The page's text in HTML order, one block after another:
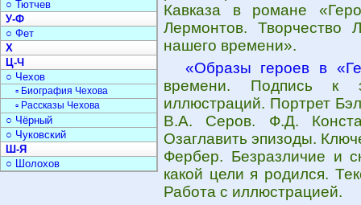
Кавказа в романе
Лермонтов. Творчество
нашего времени».
«Образы героев в
времени. Подпись к
иллюстраций. Портрет
В.А. Серов. Ф.Д.
Озаглавить эпизоды.
Фербер. Безразличие и
какой цели я родился.
Работа с иллюстрацией.
○ Тютчев
У-Ф
○ Фет
Х
Ц-Ч
○ Чехов
▫ Биография Чехова
▫ Рассказы Чехова
○ Чёрный
○ Чуковский
Ш-Я
○ Шолохов